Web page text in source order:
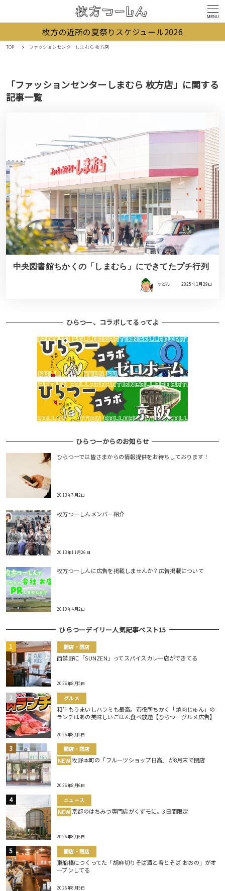
MENU
枚方の近所の夏祭りスケジュール2026
TOP ファッションセンターしまむら 枚方店
「ファッションセンターしまむら 枚方店」に関する
記事一覧
中央図書館ちかくの「しまむら」にできてたプチ行列
すどん 2025年1月29日
ひらつー、コラボしてるってよ
ひらつーからのお知らせ
ひらつーでは皆さまからの情報提供をお待ちしております！
2013年7月2日
枚方つーしんメンバー紹介
2013年11月26日
枚方つーしんに広告を掲載しませんか？広告掲載について
2010年4月2日
ひらつーデイリー人気記事ベスト15
開店・閉店
西禁野に「SUNZEN」ってスパイスカレー店ができてる
2026年8月5日
グルメ
和牛もうまいしハラミも最高。市役所ちかく「焼肉じゅん」の
ランチはあの美味しいごはん食べ放題【ひらつーグルメ広告】
2026年8月5日
開店・閉店
NEW 牧野本町の「フルーツショップ日高」が8月末で閉店
2026年8月6日
ニュース
NEW 京都のはちみつ専門店がくずモに。3日間限定
2026年8月6日
開店・閉店
東船橋につくってた「胡麻切りそば酒と肴とそば おおの」がオ
ープンしてる
2026年8月5日